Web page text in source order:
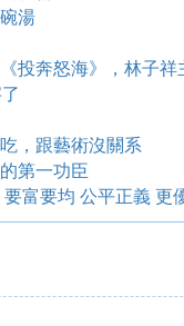
湯
，跟藝術沒關系
第一功臣
富要均 公平正義 更